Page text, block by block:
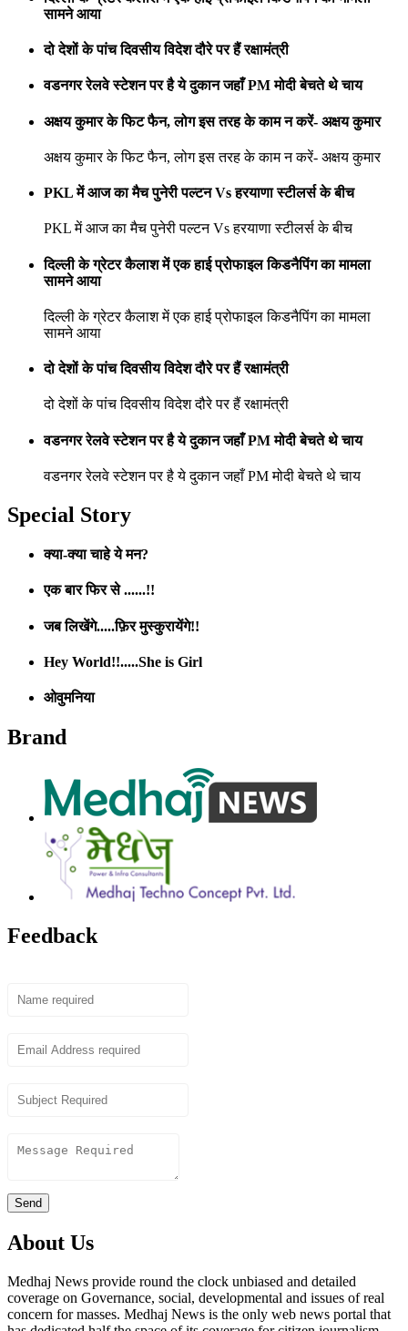
सामने आया
दो देशों के पांच दिवसीय विदेश दौरे पर हैं रक्षामंत्री
वडनगर रेलवे स्टेशन पर है ये दुकान जहाँ PM मोदी बेचते थे चाय
अक्षय कुमार के फिट फैन, लोग इस तरह के काम न करें- अक्षय कुमार
अक्षय कुमार के फिट फैन, लोग इस तरह के काम न करें- अक्षय कुमार
PKL में आज का मैच पुनेरी पल्टन Vs हरयाणा स्टीलर्स के बीच
PKL में आज का मैच पुनेरी पल्टन Vs हरयाणा स्टीलर्स के बीच
दिल्ली के ग्रेटर कैलाश में एक हाई प्रोफाइल किडनैपिंग का मामला
सामने आया
दिल्ली के ग्रेटर कैलाश में एक हाई प्रोफाइल किडनैपिंग का मामला
सामने आया
दो देशों के पांच दिवसीय विदेश दौरे पर हैं रक्षामंत्री
दो देशों के पांच दिवसीय विदेश दौरे पर हैं रक्षामंत्री
वडनगर रेलवे स्टेशन पर है ये दुकान जहाँ PM मोदी बेचते थे चाय
वडनगर रेलवे स्टेशन पर है ये दुकान जहाँ PM मोदी बेचते थे चाय
Special Story
क्या-क्या चाहे ये मन?
एक बार फिर से ......!!
जब लिखेंगे.....फ़िर मुस्कुरायेंगे!!
Hey World!!.....She is Girl
ओवुमनिया
Brand
Feedback
Send
About Us
Medhaj News provide round the clock unbiased and detailed
coverage on Governance, social, developmental and issues of real
concern for masses. Medhaj News is the only web news portal that